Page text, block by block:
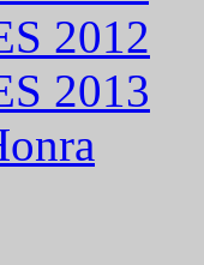
2012
2013